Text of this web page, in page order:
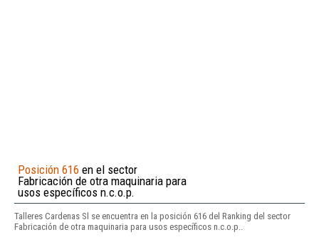
Posición 616 en el sector
Fabricación de otra maquinaria para
usos específicos n.c.o.p.
Talleres Cardenas Sl se encuentra en la posición 616 del Ranking del sector
Fabricación de otra maquinaria para usos específicos n.c.o.p..